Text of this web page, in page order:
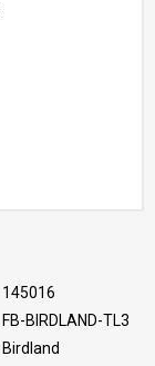
145016
FB-BIRDLAND-TL3
Birdland